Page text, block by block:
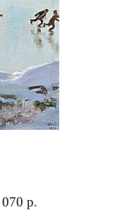
р.